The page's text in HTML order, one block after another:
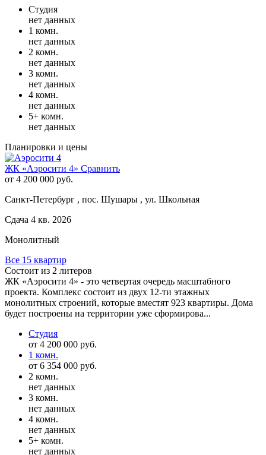
Студия
нет данных
1 комн.
нет данных
2 комн.
нет данных
3 комн.
нет данных
4 комн.
нет данных
5+ комн.
нет данных
Планировки и цены
ЖК «Аэросити 4» Сравнить
от 4 200 000 руб.
Санкт-Петербург , пос. Шушары , ул. Школьная
Сдача 4 кв. 2026
Монолитный
Все 15 квартир
Состоит из 2 литеров
ЖК «Аэросити 4» - это четвертая очередь масштабного
проекта. Комплекс состоит из двух 12-ти этажных
монолитных строений, которые вместят 923 квартиры. Дома
будет построены на территории уже сформирова...
Студия
от 4 200 000 руб.
1 комн.
от 6 354 000 руб.
2 комн.
нет данных
3 комн.
нет данных
4 комн.
нет данных
5+ комн.
нет данных